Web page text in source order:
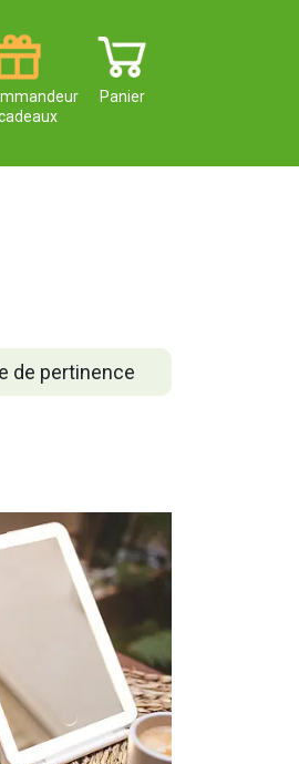
Panier
de pertinence